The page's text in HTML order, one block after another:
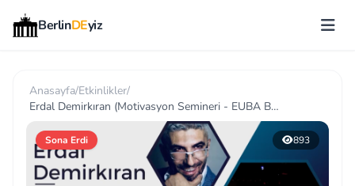
BerlinDEyiz
Anasayfa/Etkinlikler/
Erdal Demirkıran (Motivasyon Semineri - EUBA Berlin)
Sona Erdi 893